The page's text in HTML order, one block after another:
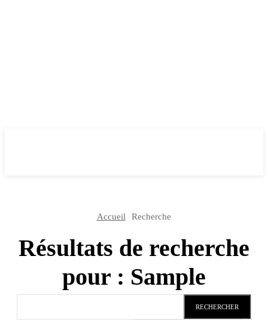
Accueil Recherche
Résultats de recherche
pour : Sample
RECHERCHER